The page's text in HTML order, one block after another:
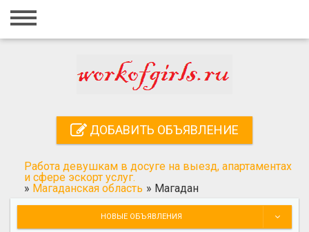
Главная
Регистрация
Добавить объявление
Поиск
ДОБАВИТЬ ОБЪЯВЛЕНИЕ
Работа девушкам в досуге на выезд, апартаментах
и сфере эскорт услуг.
» Магаданская область » Магадан
НОВЫЕ ОБЪЯВЛЕНИЯ